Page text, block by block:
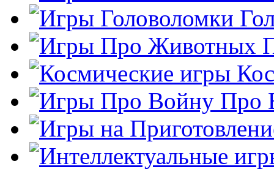
Про